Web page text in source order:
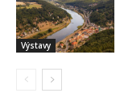
Výstavy